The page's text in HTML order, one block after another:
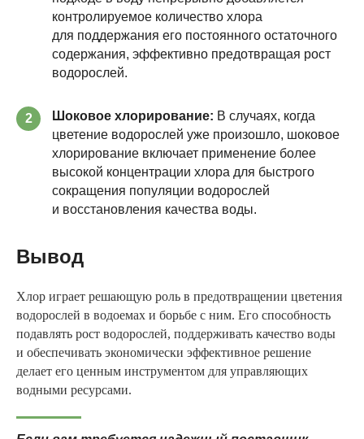
контролируемое количество хлора
для поддержания его постоянного остаточного
содержания, эффективно предотвращая рост
водорослей.
2 Шоковое хлорирование: В случаях, когда
цветение водорослей уже произошло, шоковое
хлорирование включает применение более
высокой концентрации хлора для быстрого
сокращения популяции водорослей
и восстановления качества воды.
Вывод
Хлор играет решающую роль в предотвращении цветения
водорослей в водоемах и борьбе с ним. Его способность
подавлять рост водорослей, поддерживать качество воды
и обеспечивать экономически эффективное решение
делает его ценным инструментом для управляющих
водными ресурсами.